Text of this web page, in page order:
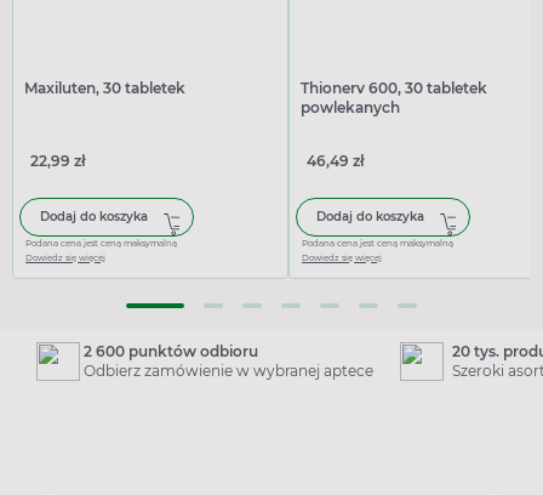
Maxiluten, 30 tabletek
22,99 zł
Dodaj do koszyka
Podana cena jest ceną maksymalną
Dowiedz się więcej
Thionerv 600, 30 tabletek
powlekanych
46,49 zł
Dodaj do koszyka
Podana cena jest ceną maksymalną
Dowiedz się więcej
2 600 punktów odbioru
Odbierz zamówienie w wybranej aptece
20 tys.
Szeroki